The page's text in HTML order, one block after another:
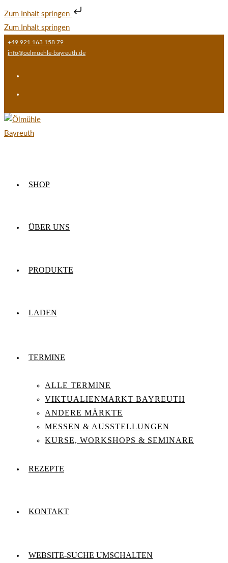
Zum Inhalt springen
Zum Inhalt springen
+49 921 163 158 79
info@oelmuehle-bayreuth.de
SHOP
ÜBER UNS
PRODUKTE
LADEN
TERMINE
ALLE TERMINE
VIKTUALIENMARKT BAYREUTH
ANDERE MÄRKTE
MESSEN & AUSSTELLUNGEN
KURSE, WORKSHOPS & SEMINARE
REZEPTE
KONTAKT
WEBSITE-SUCHE UMSCHALTEN